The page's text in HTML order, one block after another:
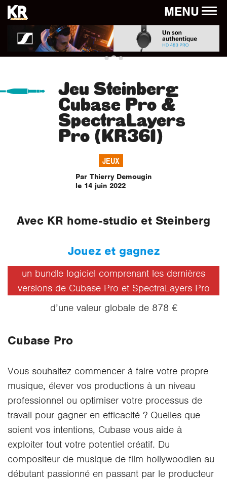
MENU
Jeu Steinberg
Cubase Pro &
SpectraLayers
Pro (KR361)
JEUX
Par Thierry Demougin
le 14 juin 2022
Avec KR home-studio et Steinberg
Jouez et gagnez
un bundle logiciel comprenant les dernières
versions de Cubase Pro et SpectraLayers Pro
d’une valeur globale de 878 €
Cubase Pro
Vous souhaitez commencer à faire votre propre
musique, élever vos productions à un niveau
professionnel ou optimiser votre processus de
travail pour gagner en efficacité ? Quelles que
soient vos intentions, Cubase vous aide à
exploiter tout votre potentiel créatif. Du
compositeur de musique de film hollywoodien au
débutant passionné en passant par le producteur
Panneau de gestion des cookies